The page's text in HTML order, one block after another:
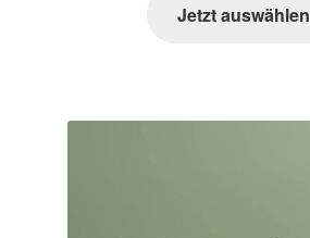
Zahlungsarten im ShopJetzt auswählen